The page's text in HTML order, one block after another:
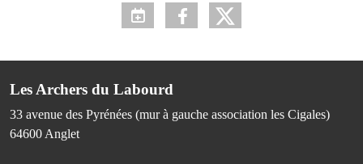
Les Archers du Labourd
33 avenue des Pyrénées (mur à gauche association les Cigales)
64600 Anglet